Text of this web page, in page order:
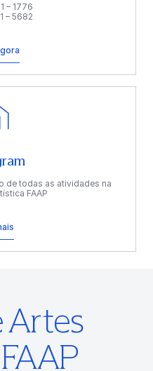
– 1776
– 5682
de todas as atividades na
FAAP
Artes